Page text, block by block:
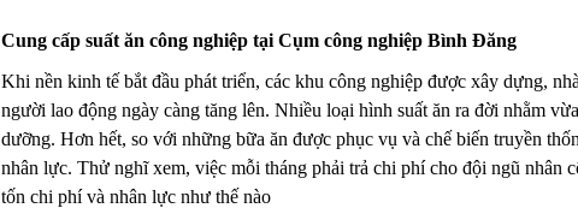
Cung cấp suất ăn công nghiệp tại Cụm công nghiệp Bình Đăng
Khi nền kinh tế bắt đầu phát triển, các khu công nghiệp được xây dựng,
người lao động ngày càng tăng lên. Nhiều loại hình suất ăn ra đời nhằm
dưỡng. Hơn hết, so với những bữa ăn được phục vụ và chế biến truyền
nhân lực. Thử nghĩ xem, việc mỗi tháng phải trả chi phí cho đội ngũ nhân
tốn chi phí và nhân lực như thế nào